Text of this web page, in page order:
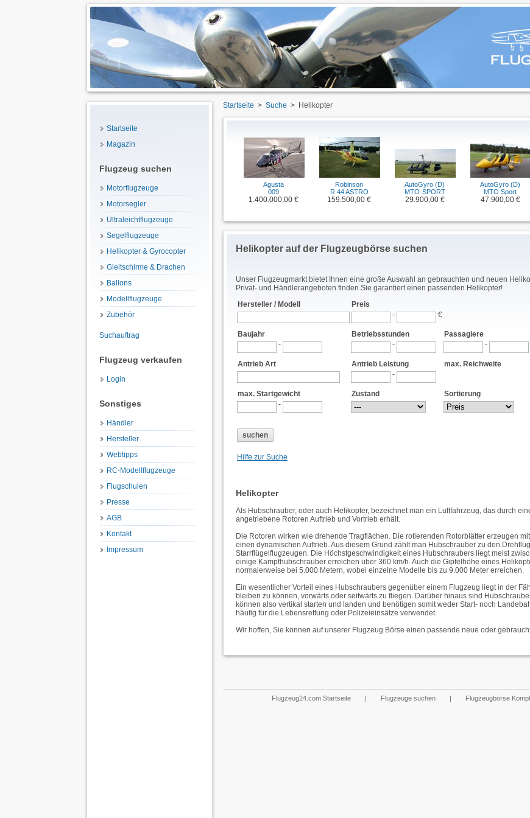
Startseite
Magazin
Flugzeug suchen
Motorflugzeuge
Motorsegler
Ultraleichtflugzeuge
Segelflugzeuge
Helikopter & Gyrocopter
Gleitschirme & Drachen
Ballons
Modellflugzeuge
Zubehör
Suchauftrag
Flugzeug verkaufen
Login
Sonstiges
Händler
Hersteller
Webtipps
RC-Modellflugzeuge
Flugschulen
Presse
AGB
Kontakt
Impressum
Startseite > Suche > Helikopter
Agusta
009
1.400.000,00 €
Robinson
R 44 ASTRO
159.500,00 €
AutoGyro (D)
MTO-SPORT
29.900,00 €
AutoGyro (D)
MTO Sport
47.900,00 €
Helikopter auf der Flugzeugbörse suchen
Unser Flugzeugmarkt bietet Ihnen eine große Auswahl an gebrauchten und neuen
Privat- und Händlerangeboten finden Sie garantiert einen passenden Helikopter!
Hersteller / Modell
Preis
-
€
Baujahr Betriebsstunden
Passagiere
-
- -
Antrieb Art Antrieb Leistung
max. Reichweite
-
max. Startgewicht Zustand
Sortierung
-
Hilfe zur Suche
Helikopter
Als Hubschrauber, oder auch Helikopter, bezeichnet man ein Luftfahrzeug, das durch
angetriebene Rotoren Auftrieb und Vortrieb erhält.
Die Rotoren wirken wie drehende Tragflächen. Die rotierenden Rotorblätter erzeugen
einen dynamischen Auftrieb. Aus diesem Grund zählt man Hubschrauber zu den
Starrflügelflugzeugen. Die Höchstgeschwindigkeit eines Hubschraubers liegt meist
einige Kampfhubschrauber erreichen über 360 km/h. Auch die Gipfelhöhe eines
normalerweise bei 5.000 Metern, wobei einzelne Modelle bis zu 9.000 Meter erreichen.
Ein wesentlicher Vorteil eines Hubschraubers gegenüber einem Flugzeug liegt in der
bleiben zu können, vorwärts oder seitwärts zu fliegen. Darüber hinaus sind
können also vertikal starten und landen und benötigen somit weder Start- noch
häufig für die Lebensrettung oder Polizeieinsätze verwendet.
Wir hoffen, Sie können auf unserer Flugzeug Börse einen passende neue oder
Flugzeug24.com Startseite | Flugzeuge suchen | Flugzeugbörse